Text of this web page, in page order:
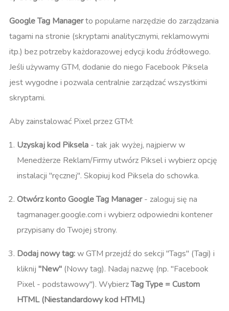
Google Tag Managerto popularne narzędzie do zarządzania
tagami na stronie (skryptami analitycznymi, reklamowymi
itp.) bez potrzeby każdorazowej edycji kodu źródłowego.
Jeśli używamy GTM, dodanie do niego Facebook Piksela
jest wygodne i pozwala centralnie zarządzać wszystkimi
skryptami.
Aby zainstalować Pixel przez GTM:
Uzyskaj kod Piksela - tak jak wyżej, najpierw w
Menedżerze Reklam/Firmy utwórz Piksel i wybierz opcję
instalacji "ręcznej". Skopiuj kod Piksela do schowka.
Otwórz konto Google Tag Manager- zaloguj się na
tagmanager.google.com i wybierz odpowiedni kontener
przypisany do Twojej strony.
Dodaj nowy tag:w GTM przejdź do sekcji "Tags" (Tagi) i
kliknij "New" (Nowy tag). Nadaj nazwę (np. "Facebook
Pixel - podstawowy"). WybierzTag Type = Custom
HTML (Niestandardowy kod HTML)